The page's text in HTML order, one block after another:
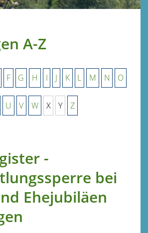
A-Z
F G H I J K L M N O
U V W X Y Z
-
bei
Ehejubiläen